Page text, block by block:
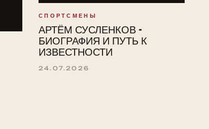
СПОРТСМЕНЫ
АРТЁМ СУСЛЕНКОВ -
БИОГРАФИЯ И ПУТЬ К
ИЗВЕСТНОСТИ
24.07.2026